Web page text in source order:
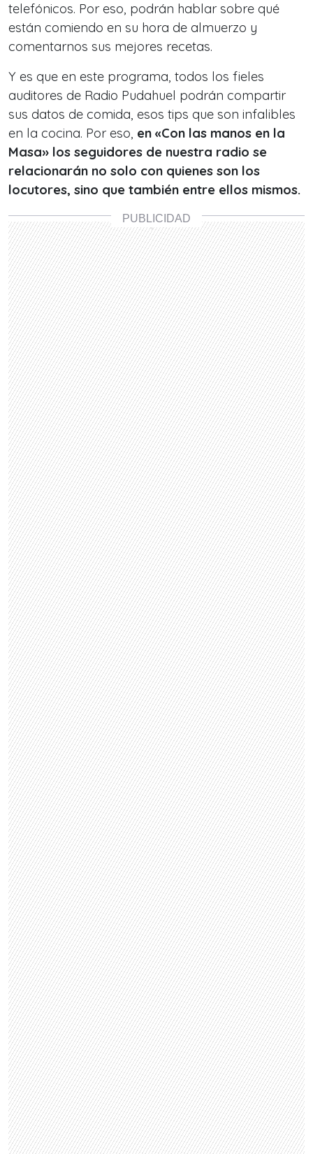
telefónicos. Por eso, podrán hablar sobre qué
están comiendo en su hora de almuerzo y
comentarnos sus mejores recetas.
Y es que en este programa, todos los fieles
auditores de Radio Pudahuel podrán compartir
sus datos de comida, esos tips que son infalibles
en la cocina. Por eso, en «Con las manos en la
Masa» los seguidores de nuestra radio se
relacionarán no solo con quienes son los
locutores, sino que también entre ellos mismos.